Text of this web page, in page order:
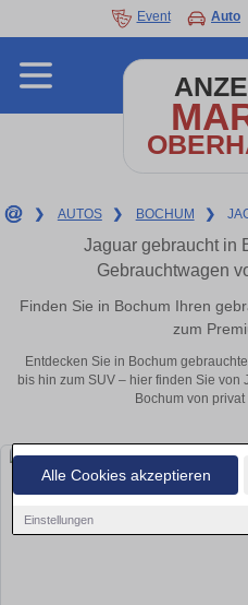
Alle Cookies akzeptieren
Einstellungen
Event Auto
❯ AUTOS ❯ BOCHUM ❯
Jaguar gebraucht in
Gebrauchtwagen
Finden Sie in Bochum Ihren
zum
Entdecken Sie in Bochum
bis hin zum SUV – hier finden Sie
Bochum von